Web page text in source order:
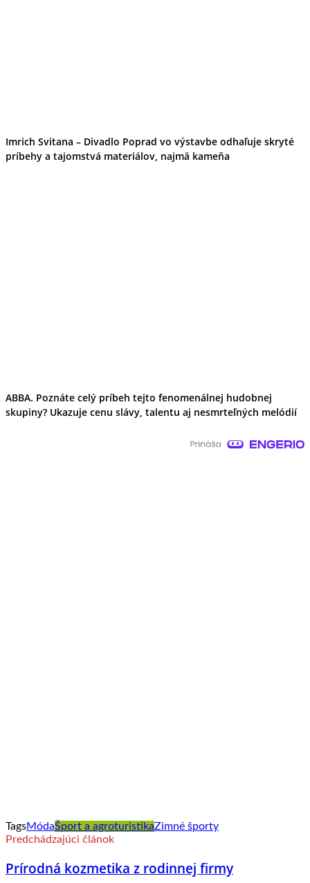
Imrich Svitana – Divadlo Poprad vo výstavbe odhaľuje skryté
príbehy a tajomstvá materiálov, najmä kameňa
ABBA. Poznáte celý príbeh tejto fenomenálnej hudobnej
skupiny? Ukazuje cenu slávy, talentu aj nesmrteľných melódií
TagsMódaŠport a agroturistikaZimné športy
Predchádzajúci článok
Prírodná kozmetika z rodinnej firmy